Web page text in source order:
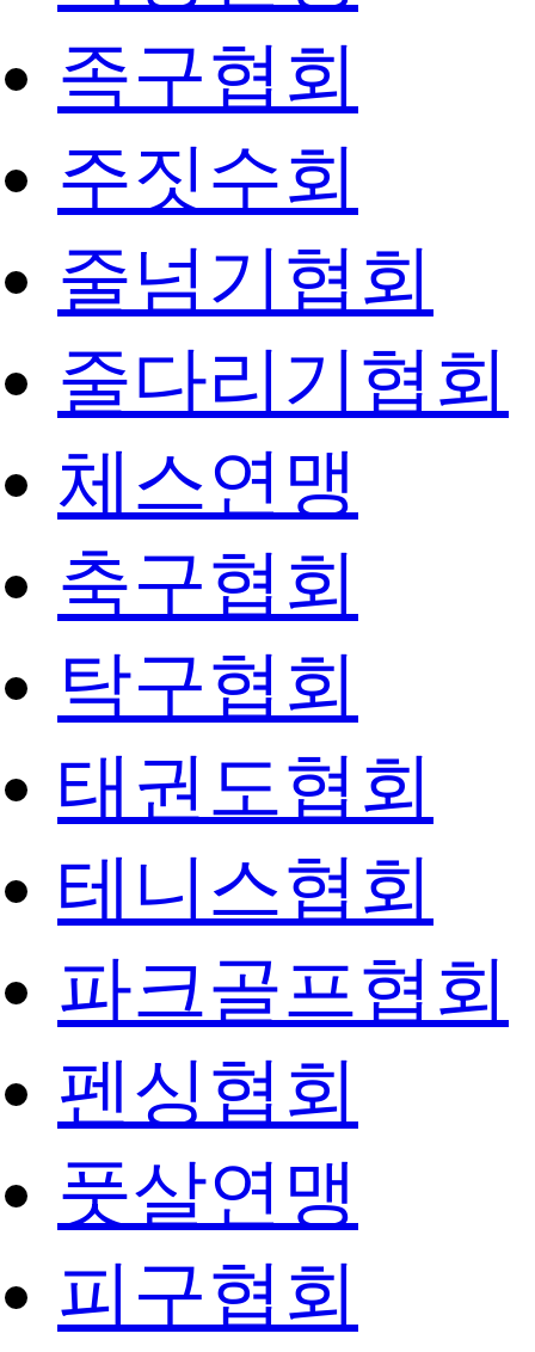
족구협회
주짓수회
줄넘기협회
줄다리기협회
체스연맹
축구협회
탁구협회
태권도협회
테니스협회
파크골프협회
펜싱협회
풋살연맹
피구협회